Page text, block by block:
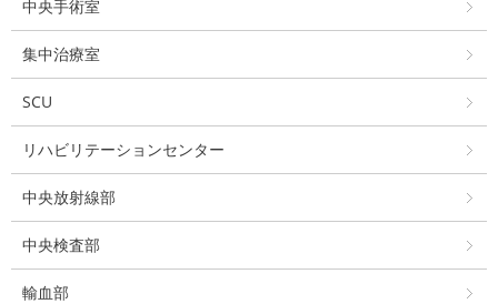
中央手術室
集中治療室
SCU
リハビリテーションセンター
中央放射線部
中央検査部
輸血部